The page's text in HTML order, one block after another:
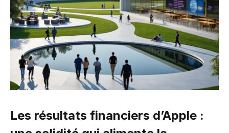
Les résultats financiers d’Apple :